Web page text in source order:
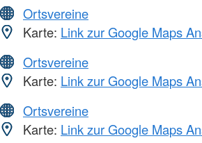
Ortsvereine
Karte: Link zur Google Maps
Ortsvereine
Karte: Link zur Google Maps
Ortsvereine
Karte: Link zur Google Maps